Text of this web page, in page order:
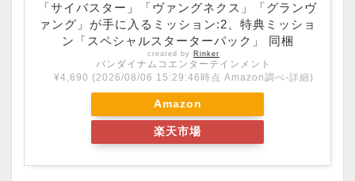
「サイバスター」「ヴァングネクス」「グランヴ
ァング」が手に入るミッション:2、特典ミッショ
ン「スペシャルスターターパック」 同梱
created by Rinker
バンダイナムコエンターテインメント
¥4,690 (2026/08/06 15:29:46時点 Amazon調べ-詳細)
Amazon
楽天市場